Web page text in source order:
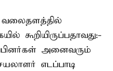
வலைதளத்தில்
கூறியிருப்பதாவது:-
அனைவரும்
எடப்பாடி